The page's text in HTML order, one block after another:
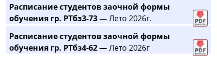
Расписание студентов заочной формы
обучения гр. РТбз3-73 —Лето 2026г.
Расписание студентов заочной формы
обучения гр. РТбз4-62 —Лето 2026г